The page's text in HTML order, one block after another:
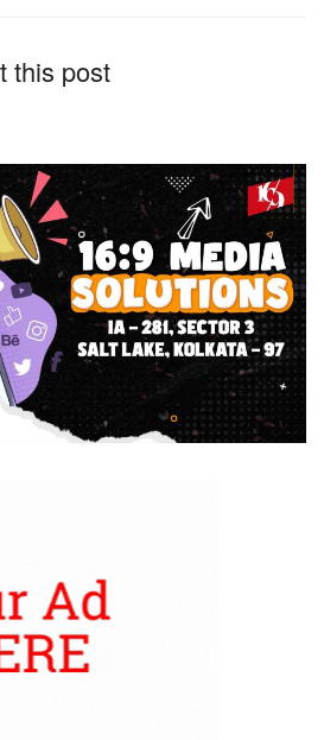
this post